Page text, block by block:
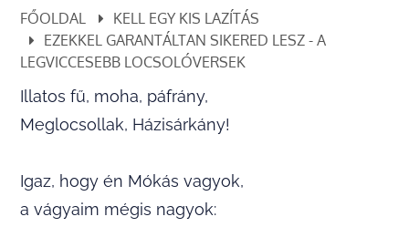
FŐOLDAL
KELL EGY KIS LAZÍTÁS
EZEKKEL GARANTÁLTAN SIKERED LESZ - A
LEGVICCESEBB LOCSOLÓVERSEK
Illatos fű, moha, páfrány,
Meglocsollak, Házisárkány!
Igaz, hogy én Mókás vagyok,
a vágyaim mégis nagyok: